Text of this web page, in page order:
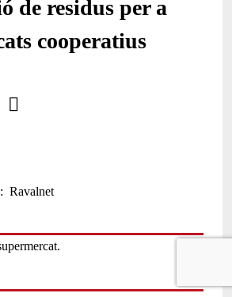
de residus per a
cooperatius
Ravalnet